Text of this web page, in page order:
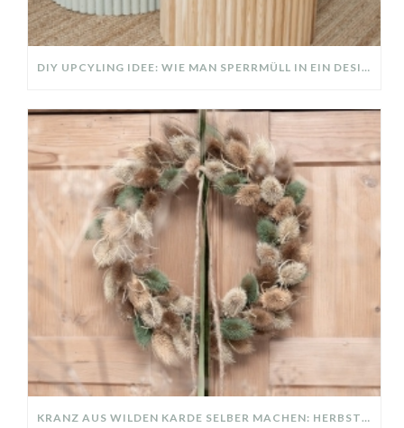
DIY UPCYLING IDEE: WIE MAN SPERRMÜLL IN EIN DESIGNER TEIL VERWANDELT
KRANZ AUS WILDEN KARDE SELBER MACHEN: HERBSTDEKO GANZ EINFACH